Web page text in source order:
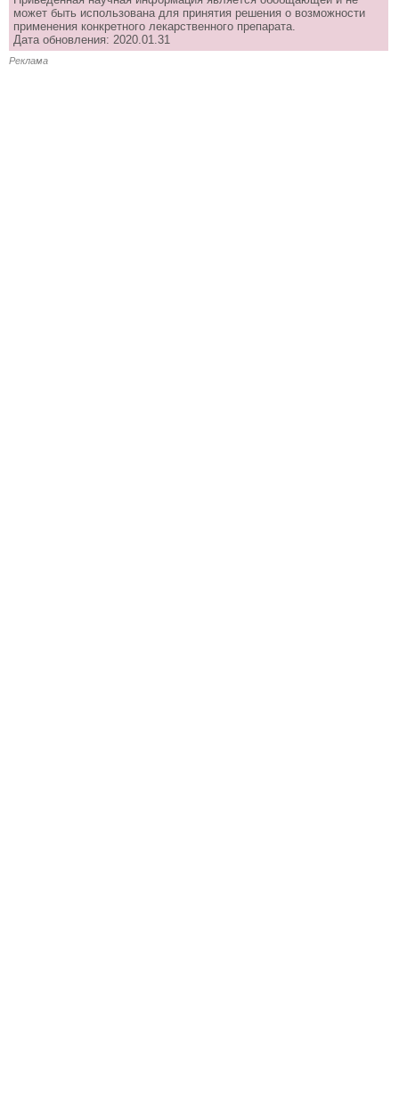
может быть использована для принятия решения о возможности
применения конкретного лекарственного препарата.
Дата обновления: 2020.01.31
Реклама